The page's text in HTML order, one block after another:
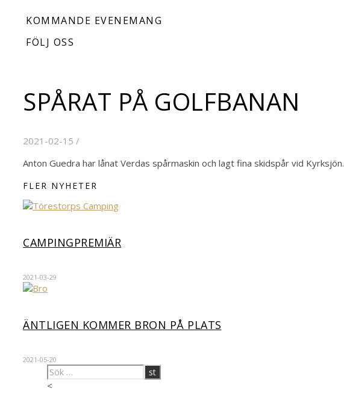
KOMMANDE EVENEMANG
FÖLJ OSS
SPÅRAT PÅ GOLFBANAN
2021-02-15 /
Anton Guedra har lånat Verdas spårmaskin och lagt fina skidspår vid Kyrksjön.
FLER NYHETER
CAMPINGPREMIÄR
2021-03-29
ÄNTLIGEN KOMMER BRON PÅ PLATS
2021-05-20
<